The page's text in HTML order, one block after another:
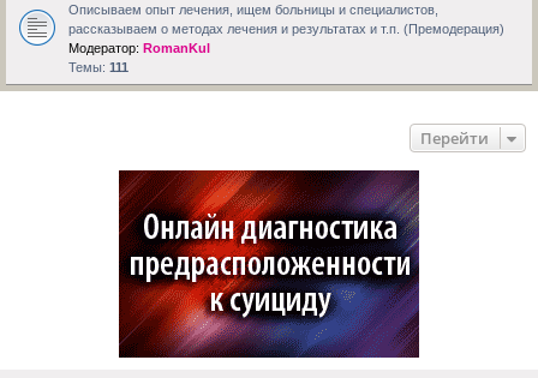
Описываем опыт лечения, ищем больницы и специалистов,
рассказываем о методах лечения и результатах и т.п. (Премодерация)
Модератор: RomanKul
Темы: 111
Перейти